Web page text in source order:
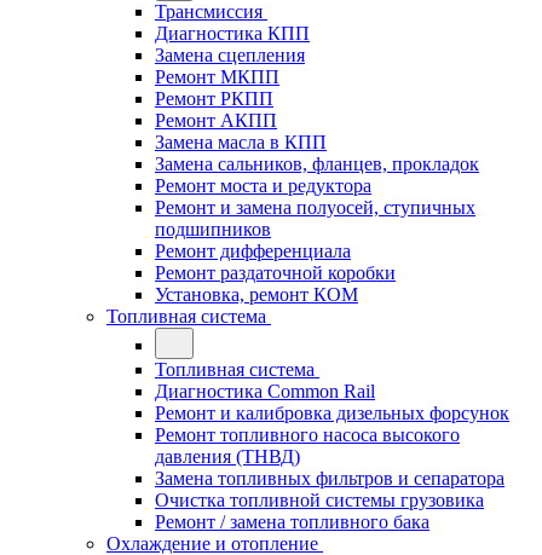
Трансмиссия
Диагностика КПП
Замена сцепления
Ремонт МКПП
Ремонт РКПП
Ремонт АКПП
Замена масла в КПП
Замена сальников, фланцев, прокладок
Ремонт моста и редуктора
Ремонт и замена полуосей, ступичных
подшипников
Ремонт дифференциала
Ремонт раздаточной коробки
Установка, ремонт КОМ
Топливная система
Топливная система
Диагностика Common Rail
Ремонт и калибровка дизельных форсунок
Ремонт топливного насоса высокого
давления (ТНВД)
Замена топливных фильтров и сепаратора
Очистка топливной системы грузовика
Ремонт / замена топливного бака
Охлаждение и отопление